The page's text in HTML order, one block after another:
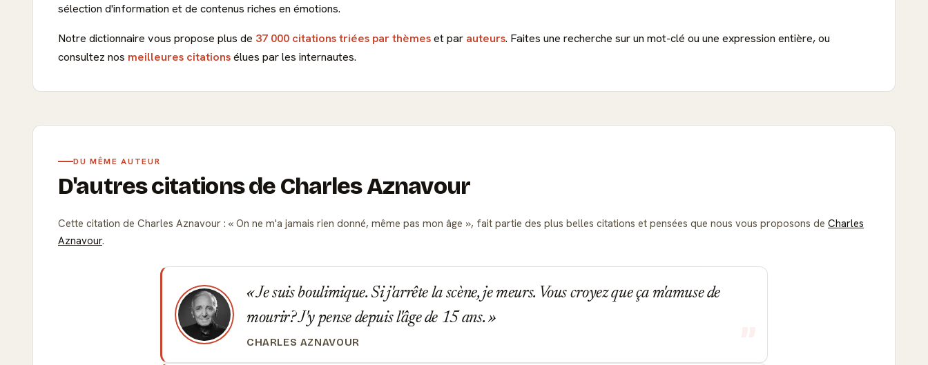
sélection d'information et de contenus riches en émotions.
Notre dictionnaire vous propose plus de 37 000 citations triées par thèmeset par auteurs. Faites une recherche sur un mot-clé ou une expression entière, ou
consultez nos meilleures citationsélues par les internautes.
DU MÊME AUTEUR
D'autres citations de Charles Aznavour
Cette citation de Charles Aznavour : On ne m'a jamais rien donné, même pas mon âge , fait partie des plus belles citations et pensées que nous vous proposons de Charles
Aznavour.
Je suis boulimique. Si j'arrête la scène, je meurs. Vous croyez que ça m'amuse de
mourir? J'y pense depuis l'âge de 15 ans.
CHARLES AZNAVOUR